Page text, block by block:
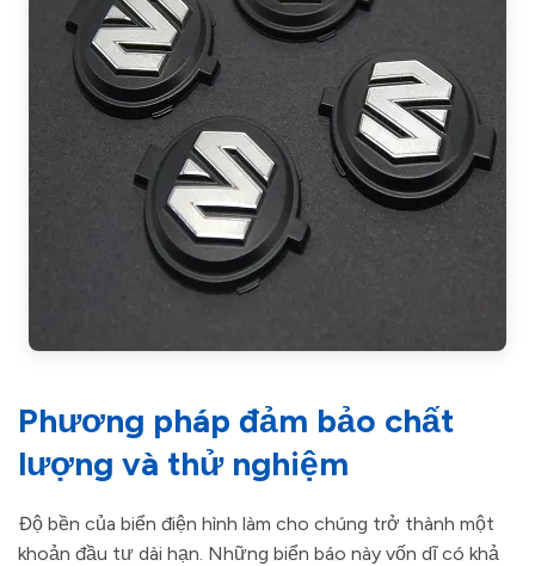
Phương pháp đảm bảo chất
lượng và thử nghiệm
Độ bền của biển điện hình làm cho chúng trở thành một
khoản đầu tư dài hạn. Những biển báo này vốn dĩ có khả